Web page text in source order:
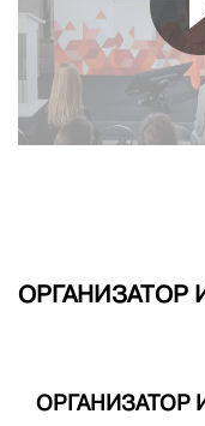
ОРГАНИЗАТОР
ОРГАНИЗАТОР